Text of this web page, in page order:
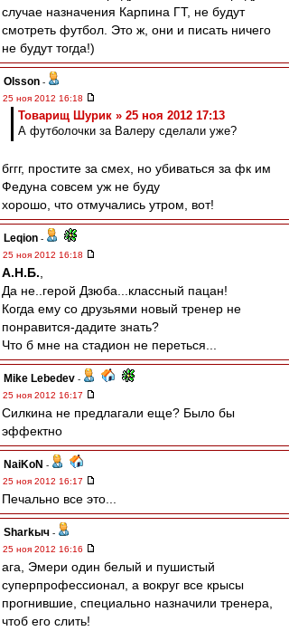
случае назначения Карпина ГТ, не будут
смотреть футбол. Это ж, они и писать ничего
не будут тогда!)
Olsson -
25 ноя 2012 16:18
Товарищ Шурик » 25 ноя 2012 17:13
А футболочки за Валеру сделали уже?
бггг, простите за смех, но убиваться за фк им
Федуна совсем уж не буду
хорошо, что отмучались утром, вот!
Leqion -
25 ноя 2012 16:18
А.Н.Б.
Да не..герой Дзюба...классный пацан!
Когда ему со друзьями новый тренер не
понравится-дадите знать?
Что б мне на стадион не переться...
Mike Lebedev -
25 ноя 2012 16:17
Силкина не предлагали еще? Было бы
эффектно
NaiKoN -
25 ноя 2012 16:17
Печально все это...
Sharkыч -
25 ноя 2012 16:16
ага, Эмери один белый и пушистый
суперпрофессионал, а вокруг все крысы
прогнившие, специально назначили тренера,
чтоб его слить!